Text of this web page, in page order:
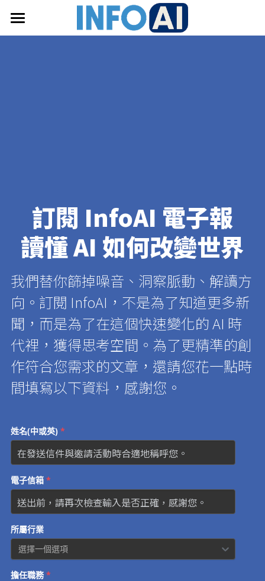
首頁
訂閱 InfoAI 電子報
讀懂 AI 如何改變世界
我們替你篩掉噪音、洞察脈動、解讀方
向。訂閱 InfoAI，不是為了知道更多新
聞，而是為了在這個快速變化的 AI 時
代裡，獲得思考空間。為了更精準的創
作符合您需求的文章，還請您花一點時
間填寫以下資料，感謝您。
姓名(中或英)*
電子信箱*
所屬行業
選擇一個選項
擔任職務*